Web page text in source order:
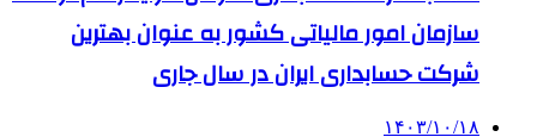
سازمان امور مالیاتی کشور به عنوان بهترین
شرکت حسابداری ایران در سال جاری
۱۴۰۳/۱۰/۱۸